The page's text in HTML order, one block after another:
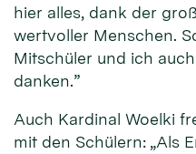
hier alles, dank der
wertvoller Menschen.
Mitschüler und ich
danken.”
Auch Kardinal Woelki
mit den Schülern: „Als